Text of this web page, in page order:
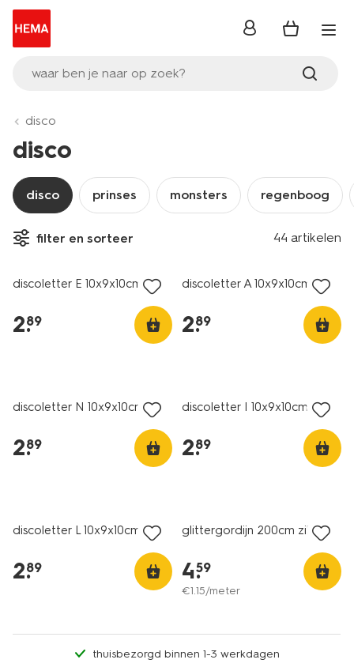
waar ben je naar op zoek?
inloggen
disco
disco
disco prinses monsters regenboog
filter en sorteer 44 artikelen
discoletter E 10x9x10cm
2.
89
discoletter A 10x9x10cm
2.
89
discoletter N 10x9x10cm
2.
89
discoletter I 10x9x10cm
2.
89
discoletter L 10x9x10cm
2.
89
glittergordijn 200cm zilver
4.
59
€1.15/meter
thuisbezorgd binnen 1-3 werkdagen